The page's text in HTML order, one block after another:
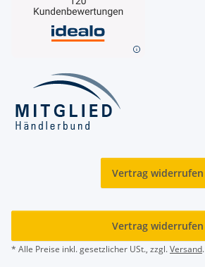
Vertrag widerrufen
Vertrag widerrufen
* Alle Preise inkl. gesetzlicher USt., zzgl.Versand.